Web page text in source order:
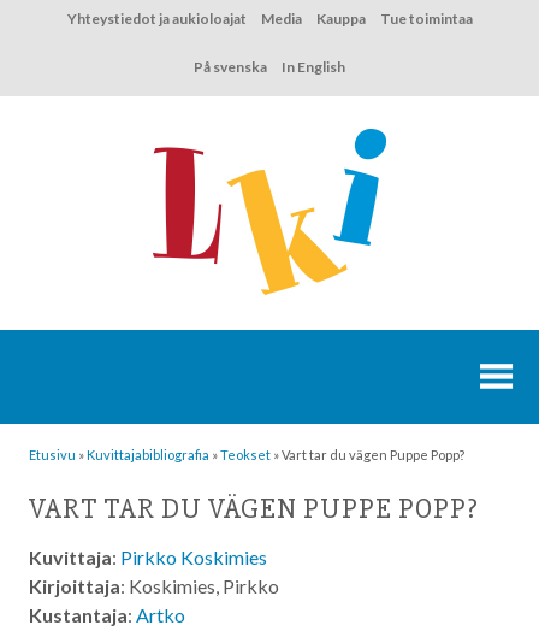
Yhteystiedot ja aukioloajat Media Kauppa Tue toimintaa
På svenska In English
Etusivu »Kuvittaja­bibliografia »Teokset »Vart tar du vägen Puppe Popp?
VART TAR DU VÄGEN PUPPE POPP?
Kuvittaja: Pirkko Koskimies
Kirjoittaja: Koskimies, Pirkko
Kustantaja: Artko